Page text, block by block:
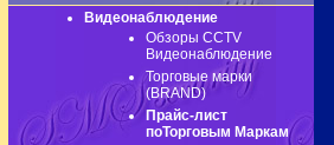
Видеонаблюдение
Обзоры CCTV
Видеонаблюдение
Торговые марки
(BRAND)
Прайс-лист
поТорговым Маркам